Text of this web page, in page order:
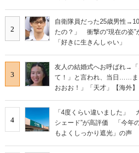
2
自衛隊員だった25歳男性
たの？」 衝撃の“現在の姿”
「好きに生きんしゃい」
3
友人の結婚式へお呼ばれ→
て！」と言われ、当日……ま
おおお！」「天才」【海外】
4
「4度くらい違いました」
シェード”が高評価 「今年
もよくしっかり遮光」の声